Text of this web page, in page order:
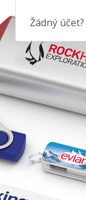
Žádný účet?